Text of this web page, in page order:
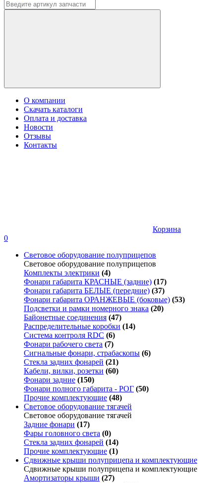
О компании
Скачать каталоги
Оплата и доставка
Новости
Отзывы
Контакты
Корзина
0
Световое оборудование полуприцепов
Световое оборудование полуприцепов
Комплекты электрики (4)
Фонари габарита КРАСНЫЕ (задние) (17)
Фонари габарита БЕЛЫЕ (передние) (37)
Фонари габарита ОРАНЖЕВЫЕ (боковые) (53)
Подсветки и рамки номерного знака (20)
Байонетные соединения (47)
Распределительные коробки (14)
Система контроля RDC (6)
Фонари рабочего света (7)
Сигнальные фонари, страбаскопы (6)
Стекла задних фонарей (21)
Кабели, вилки, розетки (60)
Фонари задние (150)
Фонари полного габарита - РОГ (50)
Прочие комплектующие (48)
Световое оборудование тягачей
Световое оборудование тягачей
Задние фонари (17)
Фары головного света (0)
Стекла задних фонарей (14)
Прочие комплектующие (1)
Сдвижные крыши полуприцепа и комплектующие
Сдвижные крыши полуприцепа и комплектующие
Амортизаторы крыши (27)